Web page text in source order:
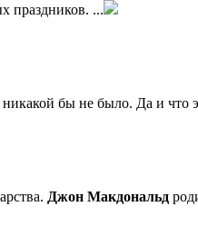
праздников. ...
бы не было. Да и что
Джон Макдональд